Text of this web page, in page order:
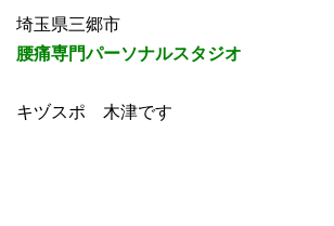
埼玉県三郷市
腰痛専門パーソナルスタジオ
キヅスポ 木津です